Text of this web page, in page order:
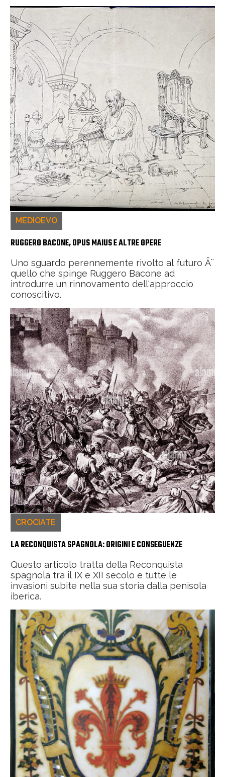
MEDIOEVO
RUGGERO BACONE, OPUS MAIUS E ALTRE OPERE
Uno sguardo perennemente rivolto al futuro Ã¨
quello che spinge Ruggero Bacone ad
introdurre un rinnovamento dell'approccio
conoscitivo.
CROCIATE
LA RECONQUISTA SPAGNOLA: ORIGINI E CONSEGUENZE
Questo articolo tratta della Reconquista
spagnola tra il IX e XII secolo e tutte le
invasioni subite nella sua storia dalla penisola
iberica.